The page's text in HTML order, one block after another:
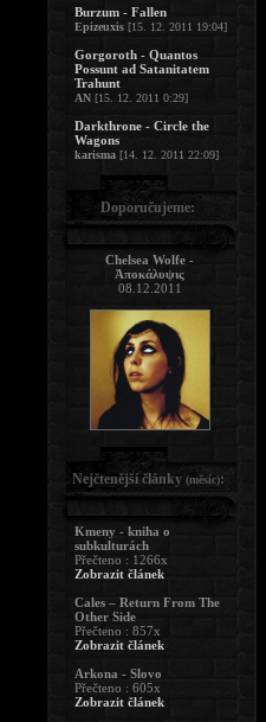
Burzum - Fallen
Epizeuxis [15. 12. 2011 19:04]
Gorgoroth - Quantos
Possunt ad Satanitatem
Trahunt
AN [15. 12. 2011 0:29]
Darkthrone - Circle the
Wagons
karisma [14. 12. 2011 22:09]
Doporučujeme:
Chelsea Wolfe -
Ἀποκάλυψις
08.12.2011
Nejčtenější články (měsíc):
Kmeny - kniha o
subkulturách
Přečteno : 1266x
Zobrazit článek
Cales – Return From The
Other Side
Přečteno : 857x
Zobrazit článek
Arkona - Slovo
Přečteno : 605x
Zobrazit článek